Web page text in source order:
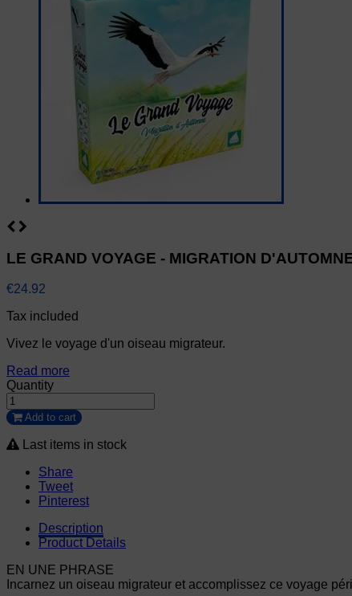
LE GRAND VOYAGE - MIGRATION
€24.92
Tax included
Vivez le voyage d'un oiseau migrateur.
Read more
Quantity
Add to cart
Last items in stock
Share
Tweet
Pinterest
Description
Product Details
EN UNE PHRASE
Incarnez un oiseau migrateur et accomplissez ce voyage